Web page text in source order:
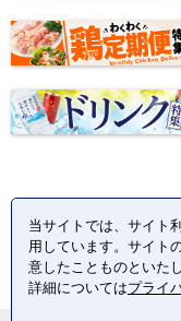
当サイトでは、サイト
用しています。サイト
意したことものといた
詳細についてはプライ